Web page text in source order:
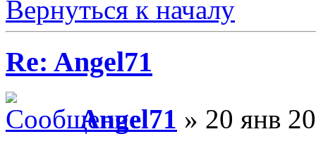
Вернуться к началу
Re: Angel71
Angel71 » 20 янв